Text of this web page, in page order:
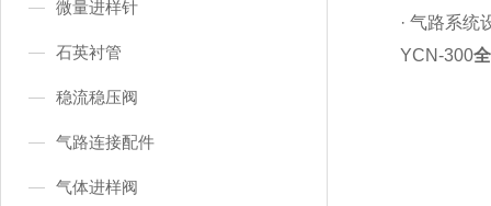
微量进样针
石英衬管
稳流稳压阀
气路连接配件
气体进样阀
· 气路系统
YCN-300